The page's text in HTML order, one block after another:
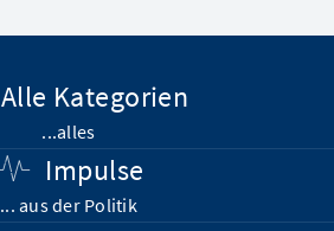
Alle Kategorien
...alles
Impulse
... aus der Politik